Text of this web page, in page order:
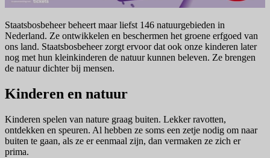
Staatsbosbeheer beheert maar liefst 146 natuurgebieden in
Nederland. Ze ontwikkelen en beschermen het groene erfgoed van
ons land. Staatsbosbeheer zorgt ervoor dat ook onze kinderen later
nog met hun kleinkinderen de natuur kunnen beleven. Ze brengen
de natuur dichter bij mensen.
Kinderen en natuur
Kinderen spelen van nature graag buiten. Lekker ravotten,
ontdekken en speuren. Al hebben ze soms een zetje nodig om naar
buiten te gaan, als ze er eenmaal zijn, dan vermaken ze zich er
prima.